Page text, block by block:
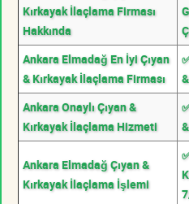
Kırkayak İlaçlama Firması
Hakkında
Ankara Elmadağ En İyi Çıyan
& Kırkayak İlaçlama Firması
Ankara Onaylı Çıyan &
Kırkayak İlaçlama Hizmeti
Ankara Elmadağ Çıyan &
Kırkayak İlaçlama İşlemi